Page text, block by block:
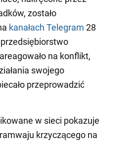
zostało
kanałach Telegram 28
na konflikt,
swojego
przeprowadzić
w sieci pokazuje
krzyczącego na